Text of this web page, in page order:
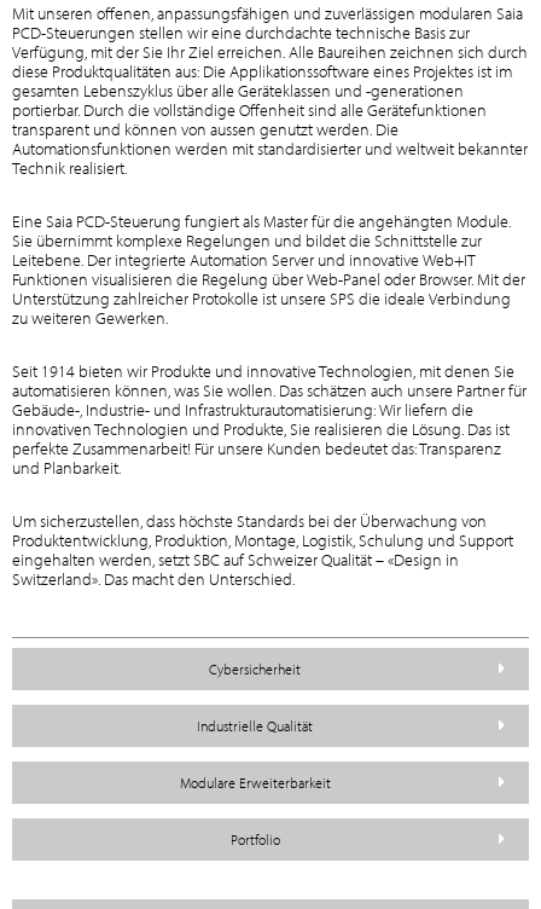
Mit unseren offenen, anpassungsfähigen und zuverlässigen modularen Saia
PCD-Steuerungen stellen wir eine durchdachte technische Basis zur
Verfügung, mit der Sie Ihr Ziel erreichen. Alle Baureihen zeichnen sich durch
diese Produktqualitäten aus: Die Applikationssoftware eines Projektes ist im
gesamten Lebenszyklus über alle Geräteklassen und -generationen
portierbar. Durch die vollständige Offenheit sind alle Gerätefunktionen
transparent und können von aussen genutzt werden. Die
Automationsfunktionen werden mit standardisierter und weltweit bekannter
Technik realisiert.
Eine Saia PCD-Steuerung fungiert als Master für die angehängten Module.
Sie übernimmt komplexe Regelungen und bildet die Schnittstelle zur
Leitebene. Der integrierte Automation Server und innovative Web+IT
Funktionen visualisieren die Regelung über Web-Panel oder Browser. Mit der
Unterstützung zahlreicher Protokolle ist unsere SPS die ideale Verbindung
zu weiteren Gewerken.
Seit 1914 bieten wir Produkte und innovative Technologien, mit denen Sie
automatisieren können, was Sie wollen. Das schätzen auch unsere Partner für
Gebäude-, Industrie- und Infrastrukturautomatisierung: Wir liefern die
innovativen Technologien und Produkte, Sie realisieren die Lösung. Das ist
perfekte Zusammenarbeit! Für unsere Kunden bedeutet das: Transparenz
und Planbarkeit.
Um sicherzustellen, dass höchste Standards bei der Überwachung von
Produktentwicklung, Produktion, Montage, Logistik, Schulung und Support
eingehalten werden, setzt SBC auf Schweizer Qualität – «Design in
Switzerland». Das macht den Unterschied.
Cybersicherheit
Industrielle Qualität
Modulare Erweiterbarkeit
Portfolio